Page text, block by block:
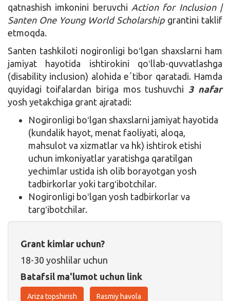
qatnashish imkonini beruvchi Action for Inclusion |
Santen One Young World Scholarship grantini taklif
etmoqda.
Santen tashkiloti nogironligi boʻlgan shaxslarni ham
jamiyat hayotida ishtirokini qoʻllab-quvvatlashga
(disability inclusion) alohida eʼtibor qaratadi. Hamda
quyidagi toifalardan biriga mos tushuvchi 3 nafar
yosh yetakchiga grant ajratadi:
Nogironligi boʻlgan shaxslarni jamiyat hayotida
(kundalik hayot, menat faoliyati, aloqa,
mahsulot va xizmatlar va hk) ishtirok etishi
uchun imkoniyatlar yaratishga qaratilgan
yechimlar ustida ish olib borayotgan yosh
tadbirkorlar yoki targʻibotchilar.
Nogironligi boʻlgan yosh tadbirkorlar va
targʻibotchilar.
Grant kimlar uchun?
18-30 yoshlilar uchun
Batafsil ma'lumot uchun link
Ariza topshirish Rasmiy havola